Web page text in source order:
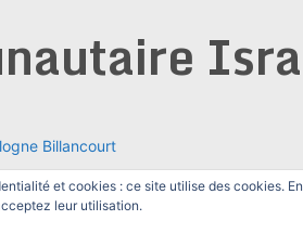
Billancourt
et cookies : ce site utilise des cookies.
leur utilisation.